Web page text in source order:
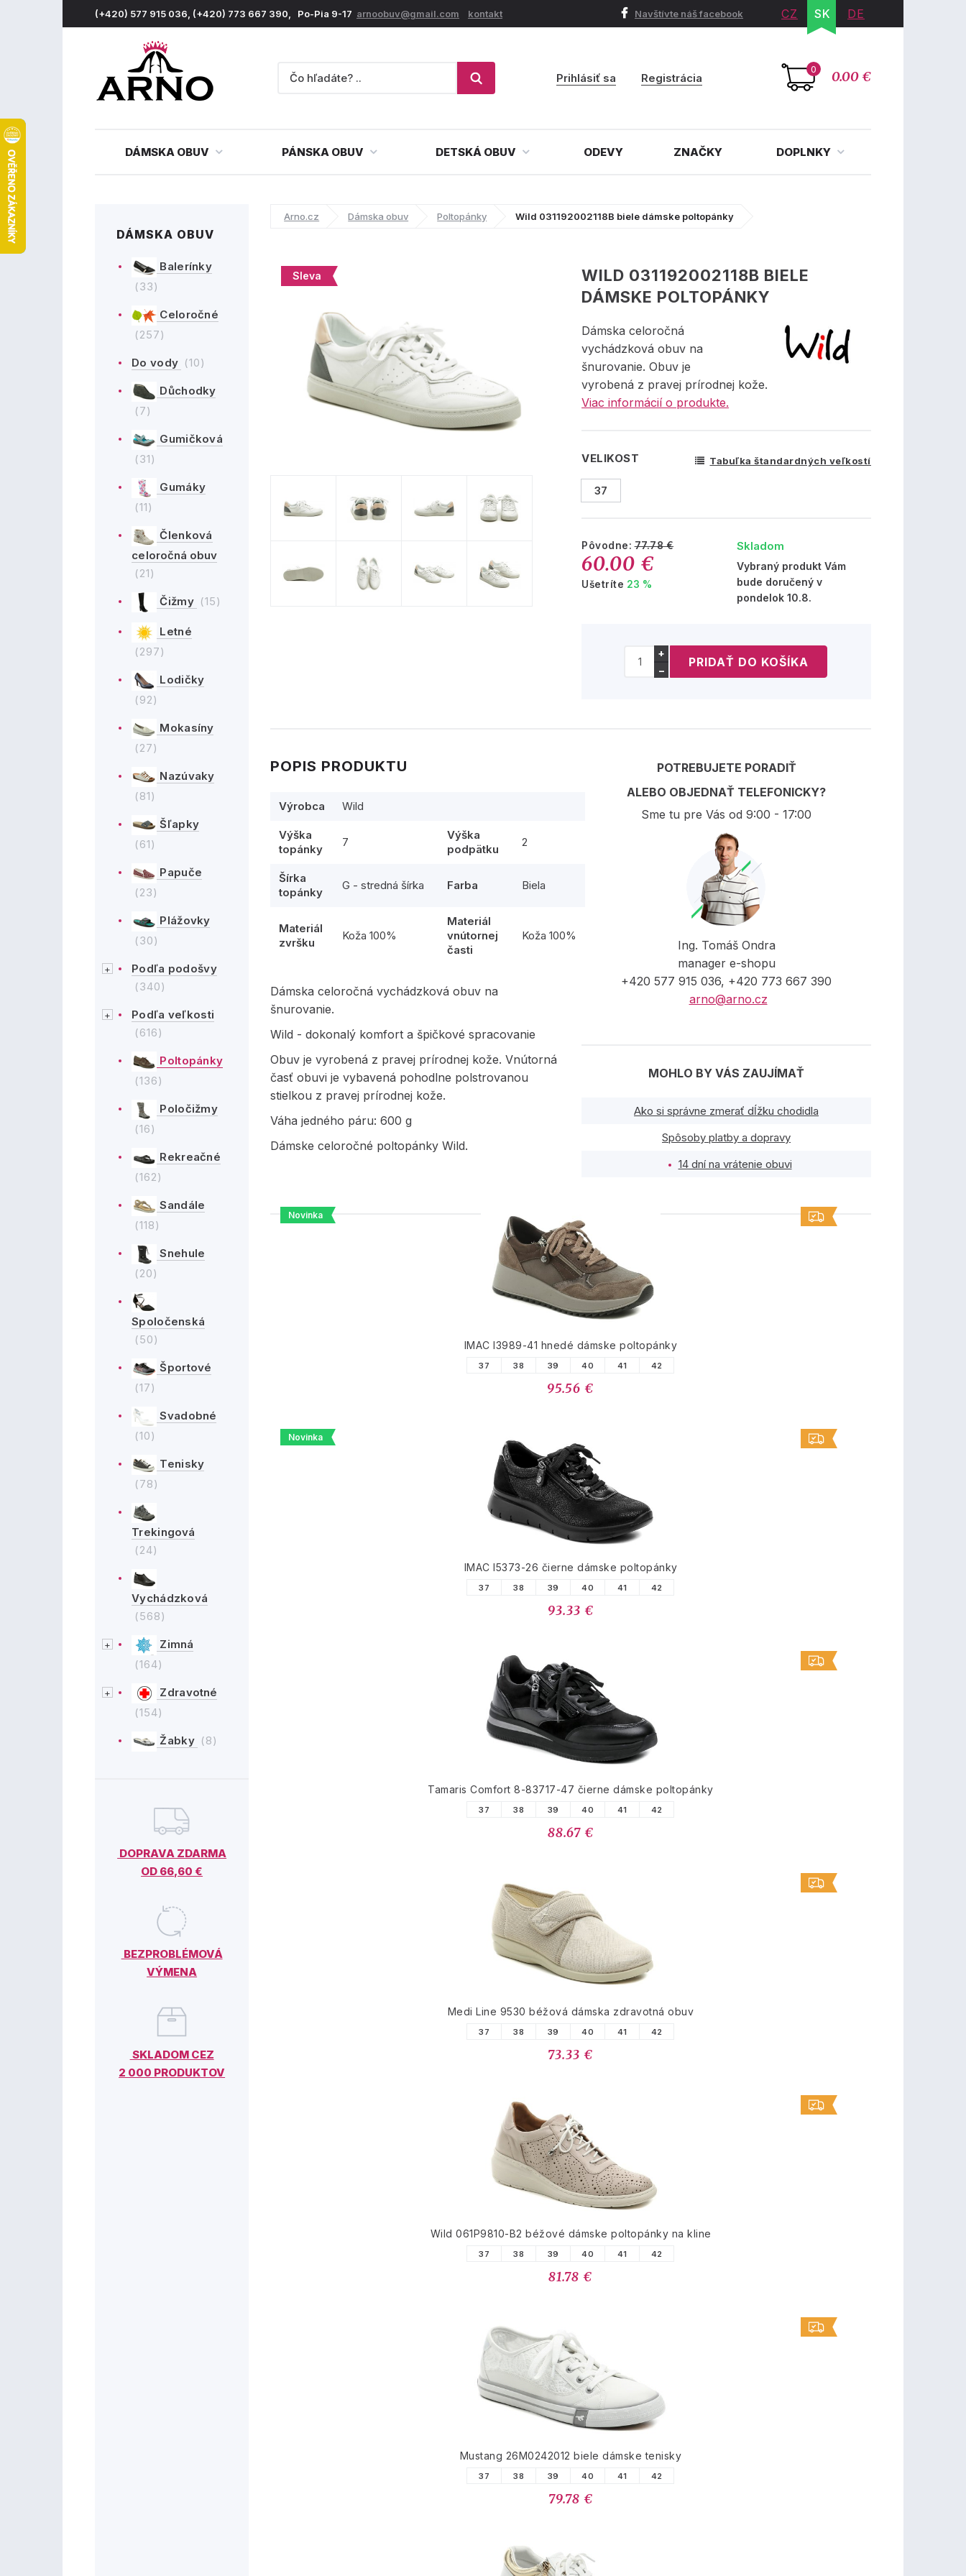
(+420) 577 915 036, (+420) 773 667 390, Po-Pia 9-17 arnoobuv@gmail.com kontakt Navštívte náš facebook CZ SK DE
0 0.00 €
Prihlásiť sa Registrácia
DÁMSKA OBUV PÁNSKA OBUV DETSKÁ OBUV ODEVY ZNAČKY DOPLNKY
DÁMSKA OBUV
Balerínky
(33)
Celoročné
(257)
Do vody (10)
Důchodky
(7)
Gumičková
(31)
Gumáky
(11)
Členková
celoročná obuv
(21)
Čižmy (15)
Letné
(297)
Lodičky
(92)
Mokasíny
(27)
Nazúvaky
(81)
Šľapky
(61)
Papuče
(23)
Plážovky
(30)
Podľa podošvy
(340)
Podľa veľkosti
(616)
Poltopánky
(136)
Poločižmy
(16)
Rekreačné
(162)
Sandále
(118)
Snehule
(20)
Spoločenská
(50)
Športové
(17)
Svadobné
(10)
Tenisky
(78)
Trekingová
(24)
Vychádzková
(568)
Zimná
(164)
Zdravotné
(154)
Žabky (8)
DOPRAVA ZDARMA
OD 66,60 €
BEZPROBLÉMOVÁ
VÝMENA
SKLADOM CEZ
2 000 PRODUKTOV
Arno.cz Dámska obuv Poltopánky Wild 031192002118B biele dámske poltopánky
Sleva
WILD 031192002118B BIELE
DÁMSKE POLTOPÁNKY
Dámska celoročná
vychádzková obuv na
šnurovanie. Obuv je
vyrobená z pravej prírodnej kože.
Viac informácií o produkte.
VELIKOST Tabuľka štandardných veľkostí
37
Pôvodne:77.78 €
60.00 €
Ušetríte 23 %
Skladom
Vybraný produkt Vám
bude doručený v
pondelok 10.8.
+
−
POPIS PRODUKTU
Výrobca Wild
Výška
topánky
7
Výška
podpätku
2
Šírka
topánky
G - stredná šírka Farba Biela
Materiál
zvršku
Koža 100%
Materiál
vnútornej
časti
Koža 100%
Dámska celoročná vychádzková obuv na
šnurovanie.
Wild - dokonalý komfort a špičkové spracovanie
Obuv je vyrobená z pravej prírodnej kože. Vnútorná
časť obuvi je vybavená pohodlne polstrovanou
stielkou z pravej prírodnej kože.
Váha jedného páru: 600 g
Dámske celoročné poltopánky Wild.
POTREBUJETE PORADIŤ
ALEBO OBJEDNAŤ TELEFONICKY?
Sme tu pre Vás od 9:00 - 17:00
Ing. Tomáš Ondra
manager e-shopu
+420 577 915 036, +420 773 667 390
arno@arno.cz
MOHLO BY VÁS ZAUJÍMAŤ
Ako si správne zmerať dĺžku chodidla
Spôsoby platby a dopravy
14 dní na vrátenie obuvi
PODOBNÉ PRODUKTY
Novinka
IMAC I3989-41 hnedé dámske poltopánky
37 38 39 40 41 42
95.56 €
Novinka
IMAC I5373-26 čierne dámske poltopánky
37 38 39 40 41 42
93.33 €
Tamaris Comfort 8-83717-47 čierne dámske poltopánky
37 38 39 40 41 42
88.67 €
Medi Line 9530 béžová dámska zdravotná obuv
37 38 39 40 41 42
73.33 €
Wild 061P9810-B2 béžové dámske poltopánky na kline
37 38 39 40 41 42
81.78 €
Mustang 26M0242012 biele dámske tenisky
37 38 39 40 41 42
79.78 €